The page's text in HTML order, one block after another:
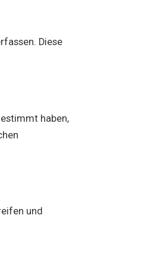
Diese
haben,
und